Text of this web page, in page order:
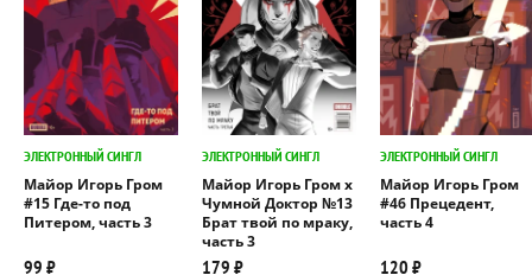
ЭЛЕКТРОННЫЙ СИНГЛ
Майор Игорь Гром
#15 Где-то под
Питером, часть 3
99 ₽
ЭЛЕКТРОННЫЙ СИНГЛ
Майор Игорь Гром x
Чумной Доктор №13
Брат твой по мраку,
часть 3
179 ₽
ЭЛЕКТРОННЫЙ СИНГЛ
Майор Игорь Гром
#46 Прецедент,
часть 4
120 ₽